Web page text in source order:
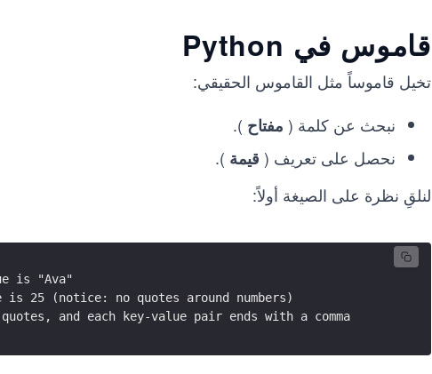
قاموس في Python
تخيل قاموساً مثل القاموس الحقيقي:
نبحث عن كلمة ( مفتاح ).
نحصل على تعريف ( قيمة ).
لنلقِ نظرة على الصيغة أولاً:
is "Ava"
25 (notice: no quotes around numbers)
and each key-value pair ends with a comma